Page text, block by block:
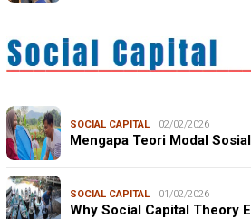
SOCIAL CAPITAL 02/02/2026
Mengapa Teori Modal
SOCIAL CAPITAL 01/02/2026
Why Social Capital Theory